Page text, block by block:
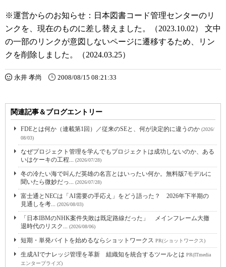
※運営からのお知らせ：日本図書コード管理センターのリ
ンクを、現在のものに差し替えました。（2023.10.02） 文中
の一部のリンクが意図しないページに遷移するため、リン
クを削除しました。（2024.03.25）
永井 孝尚 2008/08/15 08:21:33
関連記事＆ブログエントリー
FDEとは何か（連載第1回）／従来のSEと、何が決定的に違うのか (2026/
08/03)
なぜプロジェクト管理を学んでもプロジェクトは成功しないのか、ある
いはケーキの工程... (2026/07/28)
冬の冷たい海で叫んだ英雄の名言とはいったい何か。無料版7モデルに
聞いたら微妙だっ... (2026/07/28)
富士通とNECは「AI需要の手応え」をどう語った？ 2026年下半期の
見通しを考... (2026/08/03)
「日本IBMのNHK案件失敗は既定路線だった」 メインフレーム大撤
退時代のリスク... (2026/08/06)
短期・単発バイトを始めるならショットワークス PR(ショットワークス)
生成AIでナレッジ管理を革新 組織知を統合するツールとは PR(ITmedia
エンタープライズ)